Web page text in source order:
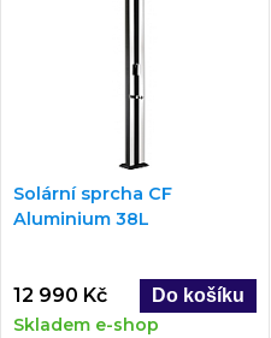
Solární sprcha CF
Aluminium 38L
12 990 Kč
Skladem e-shop